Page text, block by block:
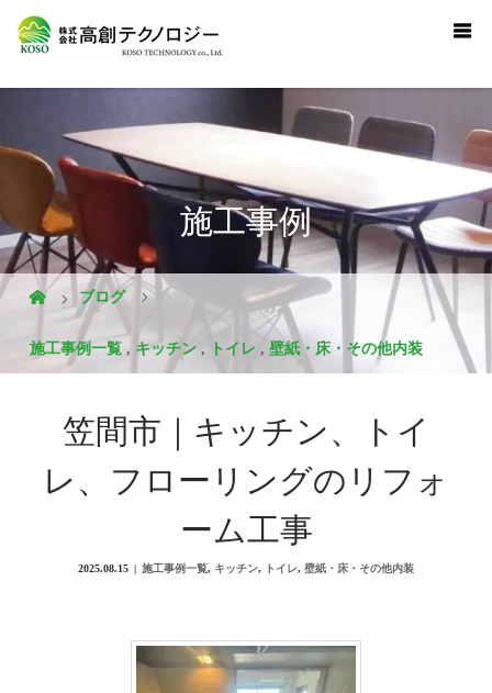
施工事例
ブログ
施工事例一覧 , キッチン , トイレ ,壁紙・床・その他内装
笠間市｜キッチン、トイ
レ、フローリングのリフォ
ーム工事
2025.08.15 施工事例一覧, キッチン, トイレ, 壁紙・床・その他内装